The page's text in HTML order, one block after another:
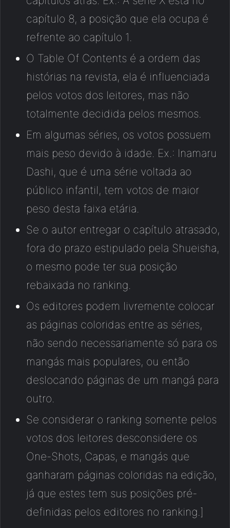
capítulo 8, a posição que ela ocupa é
refrente ao capítulo 1.
O Table Of Contents é a ordem das
histórias na revista, ela é influenciada
pelos votos dos leitores, mas não
totalmente decidida pelos mesmos.
Em algumas séries, os votos possuem
mais peso devido à idade. Ex.: Inamaru
Dashi, que é uma série voltada ao
público infantil, tem votos de maior
peso desta faixa etária.
Se o autor entregar o capítulo atrasado,
fora do prazo estipulado pela Shueisha,
o mesmo pode ter sua posição
rebaixada no ranking.
Os editores podem livremente colocar
as páginas coloridas entre as séries,
não sendo necessariamente só para os
mangás mais populares, ou então
deslocando páginas de um mangá para
outro.
Se considerar o ranking somente pelos
votos dos leitores desconsidere os
One-Shots, Capas, e mangás que
ganharam páginas coloridas na edição,
já que estes tem sus posições pré-
definidas pelos editores no ranking.]